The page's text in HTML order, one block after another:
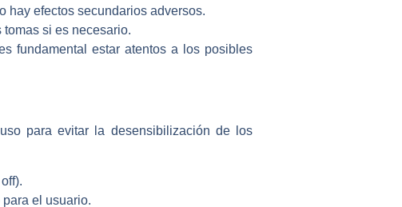
hay efectos secundarios adversos.
si es necesario.
fundamental estar atentos a los posibles
para evitar la desensibilización de los
el usuario.